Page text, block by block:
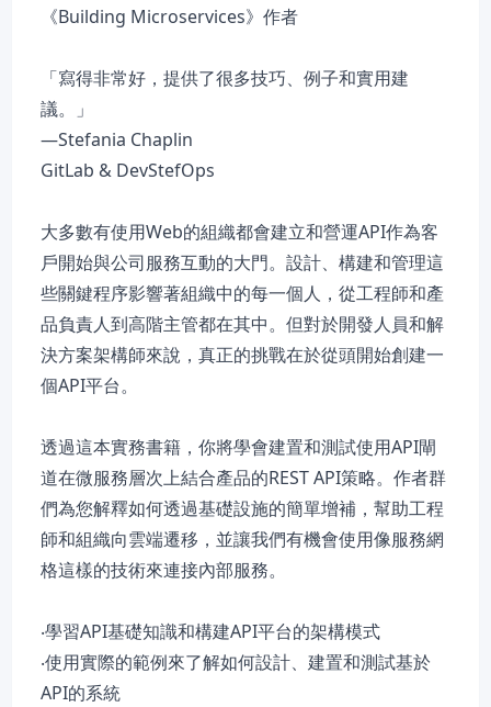
《Building Microservices》作者
「寫得非常好，提供了很多技巧、例子和實用建
議。」
—Stefania Chaplin
GitLab & DevStefOps
大多數有使用Web的組織都會建立和營運API作為客
戶開始與公司服務互動的大門。設計、構建和管理這
些關鍵程序影響著組織中的每一個人，從工程師和產
品負責人到高階主管都在其中。但對於開發人員和解
決方案架構師來說，真正的挑戰在於從頭開始創建一
個API平台。
透過這本實務書籍，你將學會建置和測試使用API閘
道在微服務層次上結合產品的REST API策略。作者群
們為您解釋如何透過基礎設施的簡單增補，幫助工程
師和組織向雲端遷移，並讓我們有機會使用像服務網
格這樣的技術來連接內部服務。
‧學習API基礎知識和構建API平台的架構模式
‧使用實際的範例來了解如何設計、建置和測試基於
API的系統